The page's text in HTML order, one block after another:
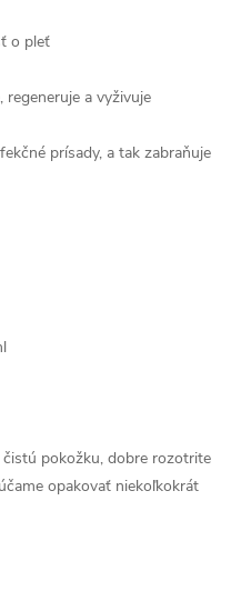
o pleť
regeneruje a vyživuje
prísady, a tak zabraňuje
pokožku, dobre rozotrite
opakovať niekoľkokrát